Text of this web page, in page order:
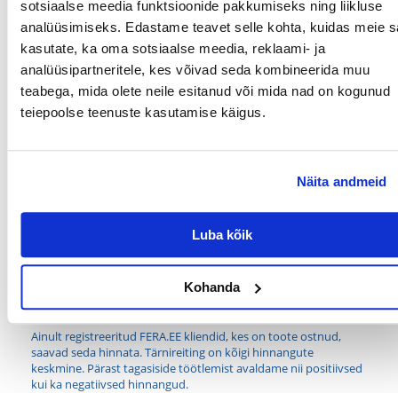
sotsiaalse meedia funktsioonide pakkumiseks ning liikluse
analüüsimiseks. Edastame teavet selle kohta, kuidas meie
kasutate, ka oma sotsiaalse meedia, reklaami- ja
analüüsipartneritele, kes võivad seda kombineerida muu
teabega, mida olete neile esitanud või mida nad on kogunud
teiepoolse teenuste kasutamise käigus.
Näita andmeid
Luba kõik
Kohanda
Koera mõõtmise meetod:
Koer peaks seisma pea ettepoole suunatud tasasel ja tasasel pinnal.
Mõõtke rätsepalindigakaelast (umbes 2. kaelalüli tagant) kuni
sabapõhjani
(umbes ristluu tipu kõrgusel).
Ümbermõõtu mõõdetakse rinna kõige laiemast kohast.
Parameetrid
PRODUCENT: TRIXIE
Millised on toote hindamise reeglid?
Ainult registreeritud FERA.EE kliendid, kes on toote ostnud,
saavad seda hinnata. Tärnireiting on kõigi hinnangute
keskmine. Pärast tagasiside töötlemist avaldame nii positiivsed
kui ka negatiivsed hinnangud.